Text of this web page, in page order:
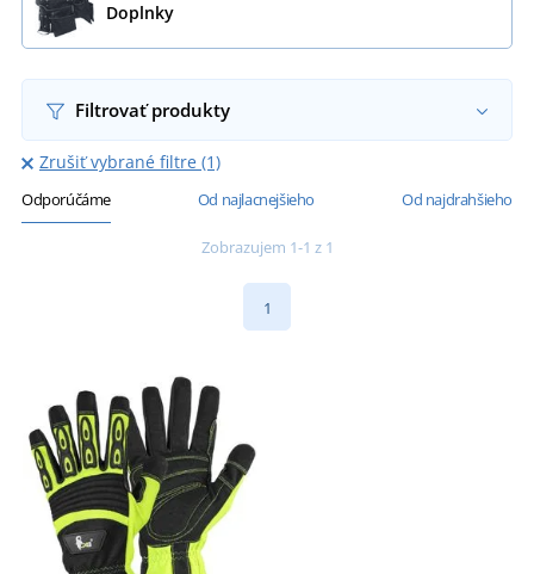
Doplnky
Filtrovať produkty
Zrušiť vybrané filtre (1)
Odporúčáme Od najlacnejšieho Od najdrahšieho
Zobrazujem 1-1 z 1
1